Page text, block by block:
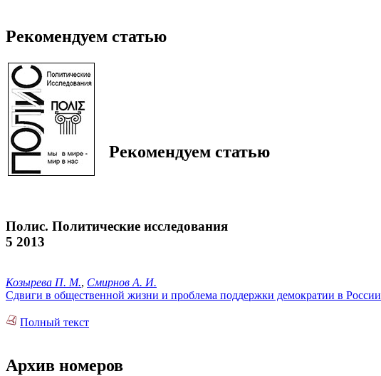
Рекомендуем статью
Рекомендуем статью
Полис. Политические исследования
5 2013
Козырева П. М., Смирнов А. И.
Сдвиги в общественной жизни и проблема поддержки демократии в России
Полный текст
Архив номеров